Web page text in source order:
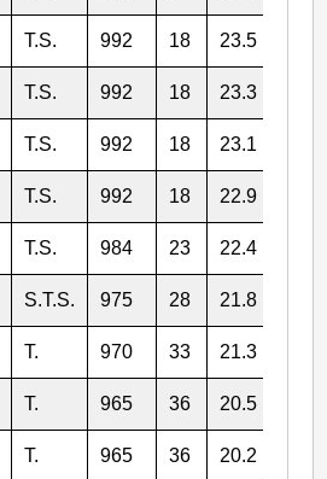
T.S. 992 18 23.5
T.S. 992 18 23.3
T.S. 992 18 23.1
T.S. 992 18 22.9
T.S. 984 23 22.4
S.T.S. 975 28 21.8
T. 970 33 21.3
T. 965 36 20.5
T. 965 36 20.2